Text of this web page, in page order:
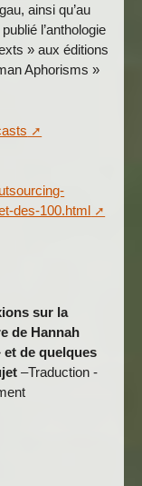
ainsi qu’au
l’anthologie
» aux éditions
Aphorisms »
des-100.html
sur la
de Hannah
et de quelques
–Traduction -